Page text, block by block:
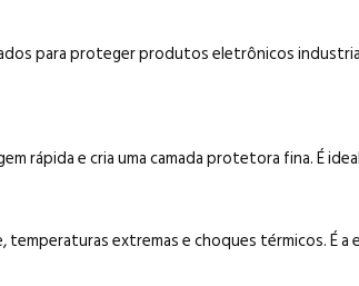
para proteger produtos eletrônicos
rápida e cria uma camada protetora fina. É
temperaturas extremas e choques térmicos. É